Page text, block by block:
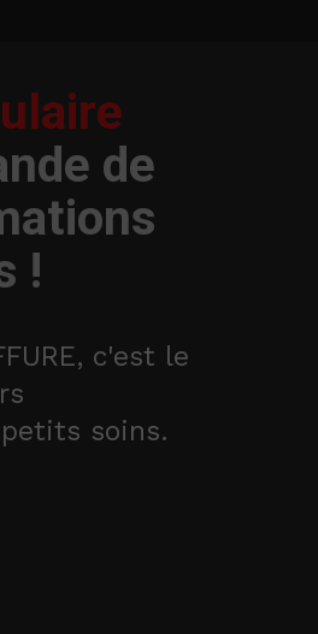
de
!
c'est le
soins.